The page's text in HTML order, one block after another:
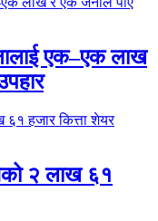
एक–एक लाख
२ लाख ६१